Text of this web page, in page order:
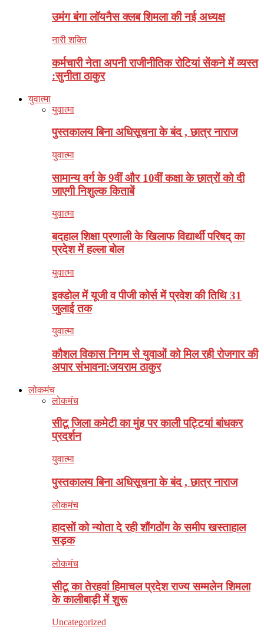
उमंग बंगा लॉयनैस क्लब शिमला की नई अध्यक्ष
नारी शक्ति
कर्मचारी नेता अपनी राजीनीतिक रोटियां सेंकने में व्यस्त
:सुनीता ठाकुर
युवात्मा
युवात्मा
पुस्तकालय बिना अधिसूचना के बंद , छात्र नाराज
युवात्मा
सामान्य वर्ग के 9वीं और 10वीं कक्षा के छात्रों को दी
जाएगी निशुल्क किताबें
युवात्मा
बदहाल शिक्षा प्रणाली के खिलाफ विद्यार्थी परिषद् का
प्रदेश में हल्ला बोल
युवात्मा
इक्डोल में यूजी व पीजी कोर्स में प्रवेश की तिथि 31
जुलाई तक
युवात्मा
कौशल विकास निगम से युवाओं को मिल रही रोजगार की
अपार संभावना:जयराम ठाकुर
लोकमंच
लोकमंच
सीटू जिला कमेटी का मुंह पर काली पट्टियां बांधकर
प्रदर्शन
युवात्मा
पुस्तकालय बिना अधिसूचना के बंद , छात्र नाराज
लोकमंच
हादसों को न्योता दे रही शौंगठोंग के समीप खस्ताहाल
सड़क
लोकमंच
सीटू का तेरहवां हिमाचल प्रदेश राज्य सम्मलेन शिमला
के कालीबाड़ी में शुरू
Uncategorized